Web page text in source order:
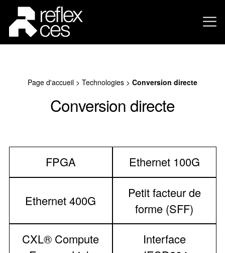
Page d'accueil > Technologies > Conversion directe
Conversion directe
FPGA Ethernet 100G
Ethernet 400G
Petit facteur de
forme (SFF)
CXL® Compute
Interface